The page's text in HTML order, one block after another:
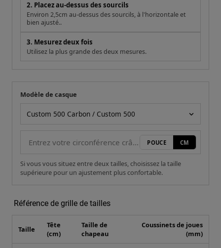
2. Placez au-dessus des sourcils
Environ 2,5cm au-dessus des sourcils, à l'horizontale et
bien ajusté..
3. Mesurez deux fois
Utilisez la plus grande des deux mesures.
Votre mesure
Modèle de casque
POUCE CM
Si vous vous situez entre deux tailles, choisissez la taille
supérieure pour un ajustement plus confortable.
Référence de grille de tailles
Taille
Tête
(cm)
Taille de
chapeau
Coussinets de joues
(mm)